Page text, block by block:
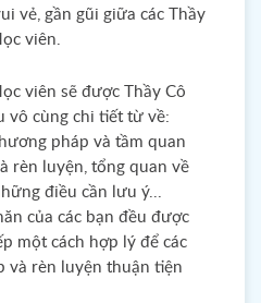
vẻ, gần gũi giữa các Thầy
viên.
viên sẽ được Thầy Cô
vô cùng chi tiết từ về:
pháp và tầm quan
rèn luyện, tổng quan về
điều cần lưu ý...
của các bạn đều được
một cách hợp lý để các
và rèn luyện thuận tiện